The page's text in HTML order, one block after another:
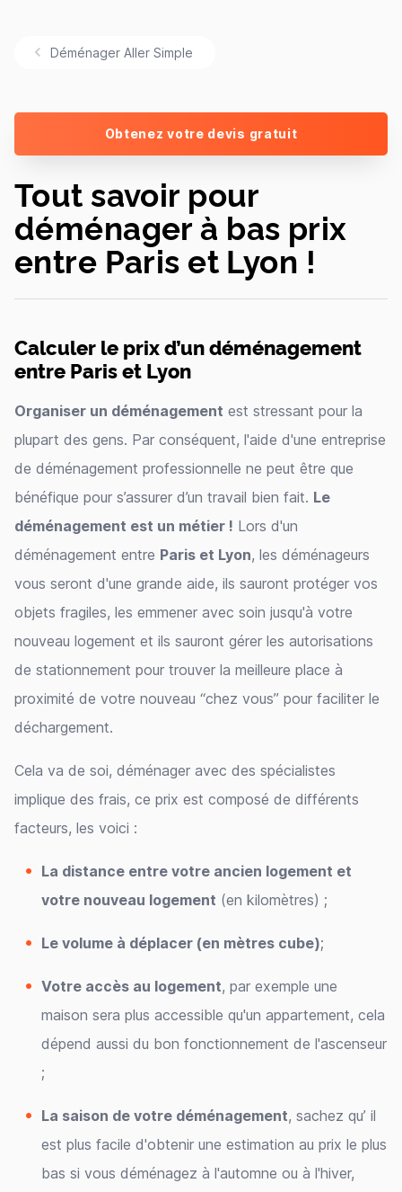
Déménager Aller Simple
Obtenez votre devis gratuit
Tout savoir pour
déménager à bas prix
entre Paris et Lyon !
Calculer le prix d’un déménagement
entre Paris et Lyon
Organiser un déménagement est stressant pour la
plupart des gens. Par conséquent, l'aide d'une entreprise
de déménagement professionnelle ne peut être que
bénéfique pour s’assurer d’un travail bien fait. Le
déménagement est un métier ! Lors d'un
déménagement entre Paris et Lyon, les déménageurs
vous seront d'une grande aide, ils sauront protéger vos
objets fragiles, les emmener avec soin jusqu'à votre
nouveau logement et ils sauront gérer les autorisations
de stationnement pour trouver la meilleure place à
proximité de votre nouveau “chez vous” pour faciliter le
déchargement.
Cela va de soi, déménager avec des spécialistes
implique des frais, ce prix est composé de différents
facteurs, les voici :
La distance entre votre ancien logement et
votre nouveau logement (en kilomètres) ;
Le volume à déplacer (en mètres cube);
Votre accès au logement, par exemple une
maison sera plus accessible qu'un appartement, cela
dépend aussi du bon fonctionnement de l'ascenseur
;
La saison de votre déménagement, sachez qu’ il
est plus facile d'obtenir une estimation au prix le plus
bas si vous déménagez à l'automne ou à l'hiver,